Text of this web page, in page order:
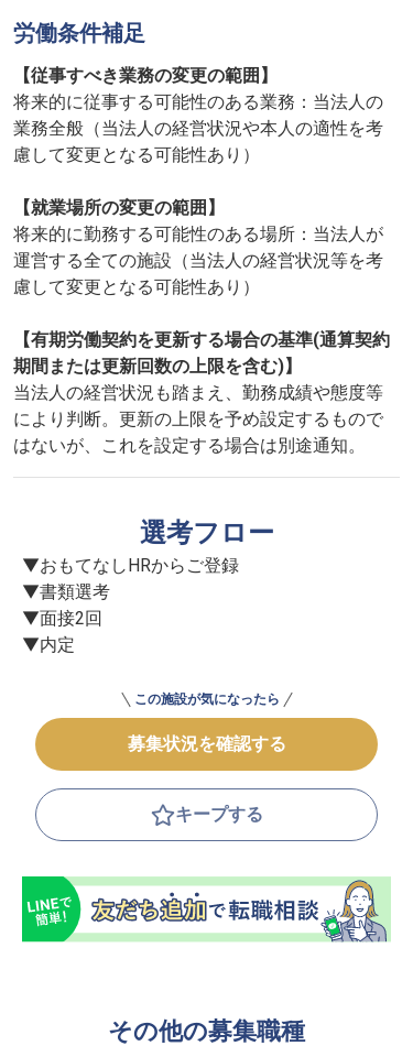
労働条件補足
【従事すべき業務の変更の範囲】
将来的に従事する可能性のある業務：当法人の
業務全般（当法人の経営状況や本人の適性を考
慮して変更となる可能性あり）
【就業場所の変更の範囲】
将来的に勤務する可能性のある場所：当法人が
運営する全ての施設（当法人の経営状況等を考
慮して変更となる可能性あり）
【有期労働契約を更新する場合の基準(通算契約
期間または更新回数の上限を含む)】
当法人の経営状況も踏まえ、勤務成績や態度等
により判断。更新の上限を予め設定するもので
はないが、これを設定する場合は別途通知。
選考フロー
▼おもてなしHRからご登録
▼書類選考
▼面接2回
▼内定
この施設が気になったら
募集状況を確認する
キープする
その他の募集職種